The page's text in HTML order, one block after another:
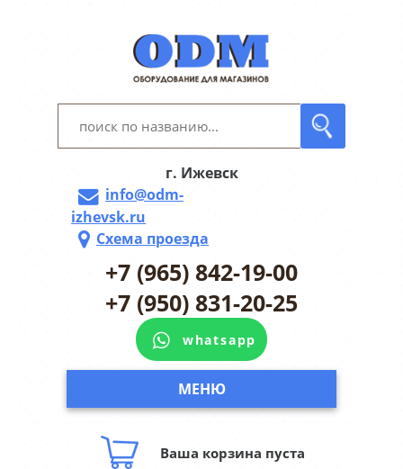
г. Ижевск
info@odm-
izhevsk.ru
Схема проезда
+7 (965) 842-19-00
+7 (950) 831-20-25
whatsapp
МЕНЮ
Ваша корзина пуста